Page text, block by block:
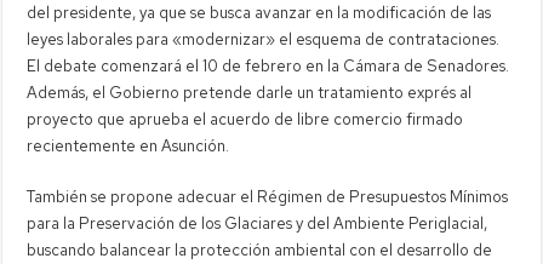
del presidente, ya que se busca avanzar en la modificación de las
leyes laborales para «modernizar» el esquema de contrataciones.
El debate comenzará el 10 de febrero en la Cámara de Senadores.
Además, el Gobierno pretende darle un tratamiento exprés al
proyecto que aprueba el acuerdo de libre comercio firmado
recientemente en Asunción.
También se propone adecuar el Régimen de Presupuestos Mínimos
para la Preservación de los Glaciares y del Ambiente Periglacial,
buscando balancear la protección ambiental con el desarrollo de